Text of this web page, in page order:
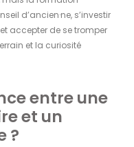
d’ancien·ne, s’investir
accepter de se tromper
et la curiosité
entre une
et un
?